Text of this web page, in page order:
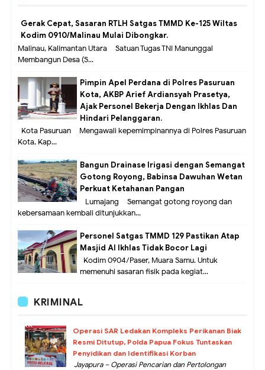
Gerak Cepat, Sasaran RTLH Satgas TMMD Ke-125 Wiltas
Kodim 0910/Malinau Mulai Dibongkar.
Malinau, Kalimantan Utara – Satuan Tugas TNI Manunggal
Membangun Desa (S...
Pimpin Apel Perdana di Polres Pasuruan
Kota, AKBP Arief Ardiansyah Prasetya,
Ajak Personel Bekerja Dengan Ikhlas Dan
Hindari Pelanggaran.
Kota Pasuruan – Mengawali kepemimpinannya di Polres Pasuruan
Kota, Kap...
Bangun Drainase Irigasi dengan Semangat
Gotong Royong, Babinsa Dawuhan Wetan
Perkuat Ketahanan Pangan
Lumajang – Semangat gotong royong dan
kebersamaan kembali ditunjukkan...
Personel Satgas TMMD 129 Pastikan Atap
Masjid Al Ikhlas Tidak Bocor Lagi
Kodim 0904/Paser, Muara Samu. Untuk
memenuhi sasaran fisik pada kegiat...
KRIMINAL
Operasi SAR Ledakan Kompleks Perikanan Biak
Resmi Ditutup, Polda Papua Fokus Tuntaskan
Penyidikan dan Identifikasi Korban
Jayapura – Operasi Pencarian dan Pertolongan